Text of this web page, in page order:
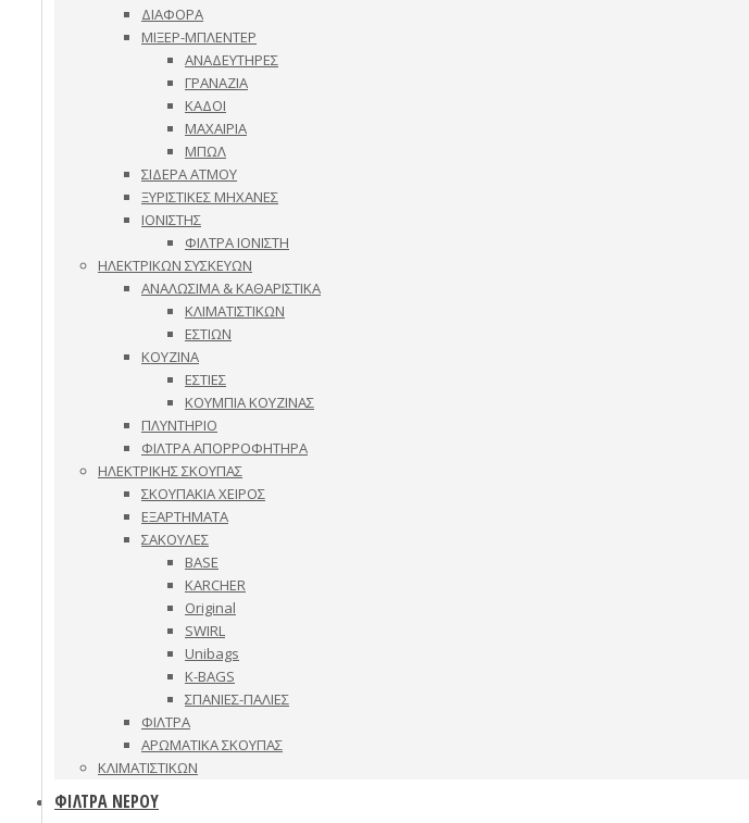
ΔΙΑΦΟΡΑ
ΜΙΞΕΡ-ΜΠΛΕΝΤΕΡ
ΑΝΑΔΕΥΤΗΡΕΣ
ΓΡΑΝΑΖΙΑ
ΚΑΔΟΙ
ΜΑΧΑΙΡΙΑ
ΜΠΩΛ
ΣΙΔΕΡΑ ΑΤΜΟΥ
ΞΥΡΙΣΤΙΚΕΣ ΜΗΧΑΝΕΣ
ΙΟΝΙΣΤΗΣ
ΦΙΛΤΡΑ ΙΟΝΙΣΤΗ
ΗΛΕΚΤΡΙΚΩΝ ΣΥΣΚΕΥΩΝ
ΑΝΑΛΩΣΙΜΑ & ΚΑΘΑΡΙΣΤΙΚΑ
ΚΛΙΜΑΤΙΣΤΙΚΩΝ
ΕΣΤΙΩΝ
ΚΟΥΖΙΝΑ
ΕΣΤΙΕΣ
ΚΟΥΜΠΙΑ ΚΟΥΖΙΝΑΣ
ΠΛΥΝΤΗΡΙΟ
ΦΙΛΤΡΑ ΑΠΟΡΡΟΦΗΤΗΡΑ
ΗΛΕΚΤΡΙΚΗΣ ΣΚΟΥΠΑΣ
ΣΚΟΥΠΑΚΙΑ ΧΕΙΡΟΣ
ΕΞΑΡΤΗΜΑΤΑ
ΣΑΚΟΥΛΕΣ
BASE
KARCHER
Original
SWIRL
Unibags
K-BAGS
ΣΠΑΝΙΕΣ-ΠΑΛΙΕΣ
ΦΙΛΤΡΑ
ΑΡΩΜΑΤΙΚΑ ΣΚΟΥΠΑΣ
ΚΛΙΜΑΤΙΣΤΙΚΩΝ
ΦΙΛΤΡΑ ΝΕΡΟΥ